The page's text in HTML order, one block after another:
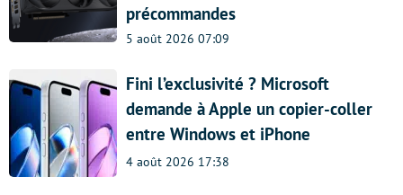
précommandes
5 août 2026 07:09
Fini l’exclusivité ? Microsoft
demande à Apple un copier-coller
entre Windows et iPhone
4 août 2026 17:38